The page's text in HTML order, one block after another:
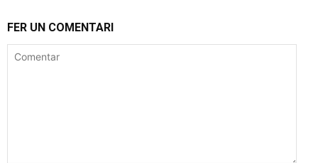
FER UN COMENTARI